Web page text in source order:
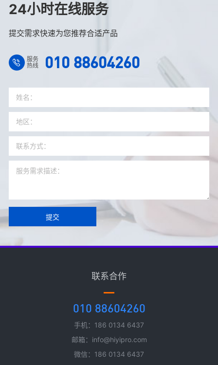
24小时在线服务
提交需求快速为您推荐合适产品
服务
热线
010 88604260
提交
联系合作
010 88604260
手机：186 0134 6437
邮箱：info@hiyipro.com
微信：186 0134 6437